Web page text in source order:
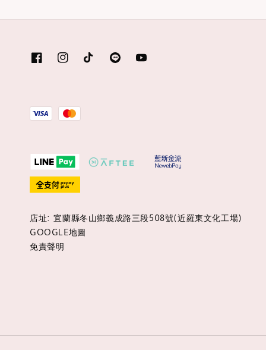
店址: 宜蘭縣冬山鄉義成路三段508號(近羅東文化工場)
GOOGLE地圖
免責聲明